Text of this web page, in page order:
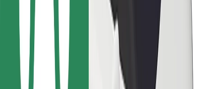
Za voznike
Za dostavljavce
Bolt Food
Za lastnike voznih parkov
Za restavracije